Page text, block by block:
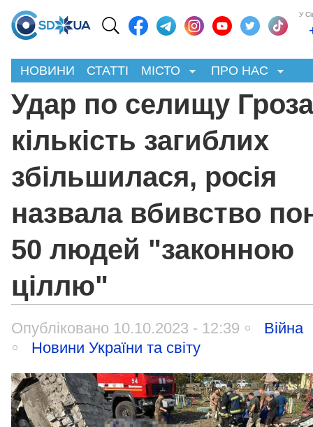
У
НОВИНИ СТАТТІ МІСТО ПРО НАС
Удар по селищу
кількість загиблих
збільшилася, росія
назвала вбивство
50 людей "законною
ціллю"
Опубліковано 10.10.2023 - 12:39
Війна
Новини України та світу